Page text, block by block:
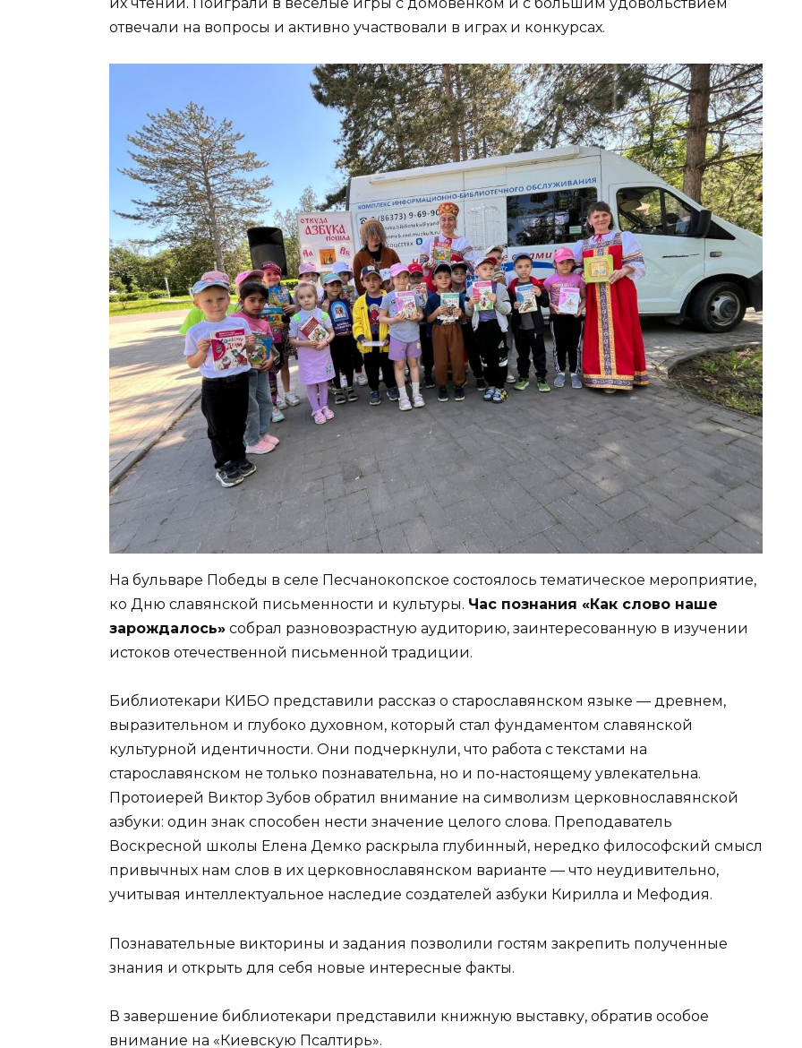
отвечали на вопросы и активно участвовали в играх и конкурсах.
На бульваре Победы в селе Песчанокопское состоялось тематическое мероприятие,
ко Дню славянской письменности и культуры. Час познания «Как слово наше
зарождалось» собрал разновозрастную аудиторию, заинтересованную в изучении
истоков отечественной письменной традиции.
Библиотекари КИБО представили рассказ о старославянском языке — древнем,
выразительном и глубоко духовном, который стал фундаментом славянской
культурной идентичности. Они подчеркнули, что работа с текстами на
старославянском не только познавательна, но и по‑настоящему увлекательна.
Протоиерей Виктор Зубов обратил внимание на символизм церковнославянской
азбуки: один знак способен нести значение целого слова. Преподаватель
Воскресной школы Елена Демко раскрыла глубинный, нередко философский смысл
привычных нам слов в их церковнославянском варианте — что неудивительно,
учитывая интеллектуальное наследие создателей азбуки Кирилла и Мефодия.
Познавательные викторины и задания позволили гостям закрепить полученные
знания и открыть для себя новые интересные факты.
В завершение библиотекари представили книжную выставку, обратив особое
внимание на «Киевскую Псалтирь».